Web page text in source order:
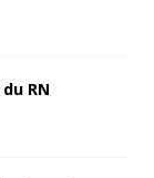
RN